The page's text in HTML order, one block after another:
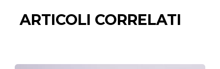
ARTICOLI CORRELATI